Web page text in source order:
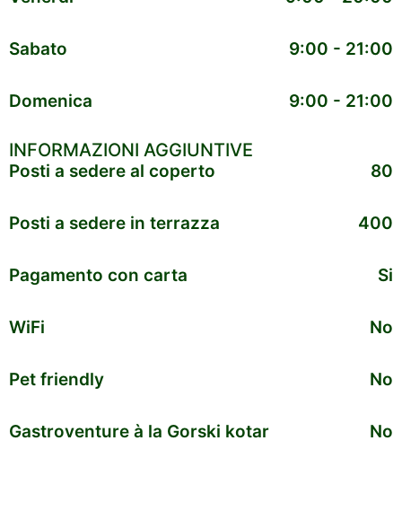
Sabato 9:00 - 21:00
Domenica 9:00 - 21:00
INFORMAZIONI AGGIUNTIVE
Posti a sedere al coperto 80
Posti a sedere in terrazza 400
Pagamento con carta Si
WiFi No
Pet friendly No
Gastroventure à la Gorski kotar No